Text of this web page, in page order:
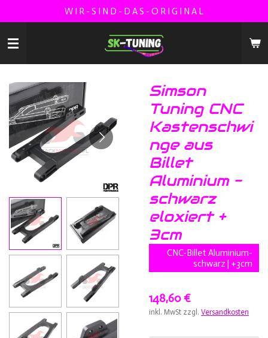
Hauptinhalt
springen
W I R - S I N D - D A S - O R I G I N A L
Simson
Tuning CNC
Kastenschwi
nge aus
Billet
Aluminium -
schwarz
eloxiert +
3cm
CNC-Billet Aluminium-
schwarz | +3cm
148,60 €
inkl. MwSt zzgl. Versandkosten